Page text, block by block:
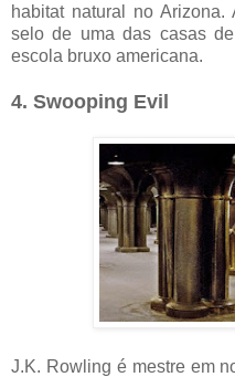
habitat natural no
selo de uma das casas
escola bruxo americana.
4. Swooping Evil
J.K. Rowling é mestre em